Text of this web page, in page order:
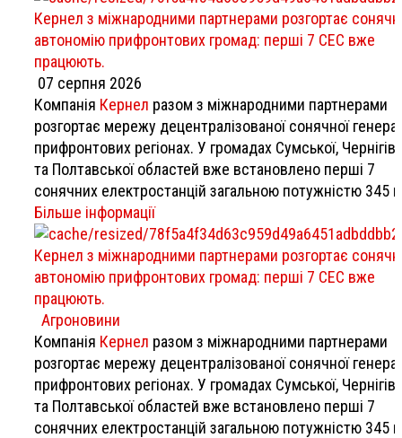
Кернел з міжнародними партнерами розгортає
автономію прифронтових громад: перші 7 СЕС вже
працюють.
07 серпня 2026
Компанія Кернел разом з міжнародними партнерами
розгортає мережу децентралізованої сонячної
прифронтових регіонах. У громадах Сумської,
та Полтавської областей вже встановлено перші 7
сонячних електростанцій загальною потужністю 345
Більше інформації
Кернел з міжнародними партнерами розгортає
автономію прифронтових громад: перші 7 СЕС вже
працюють.
Агроновини
Компанія Кернел разом з міжнародними партнерами
розгортає мережу децентралізованої сонячної
прифронтових регіонах. У громадах Сумської,
та Полтавської областей вже встановлено перші 7
сонячних електростанцій загальною потужністю 345